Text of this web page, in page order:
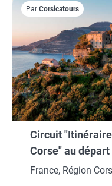
Par Corsicatours
Circuit
Corse" au
France, Région